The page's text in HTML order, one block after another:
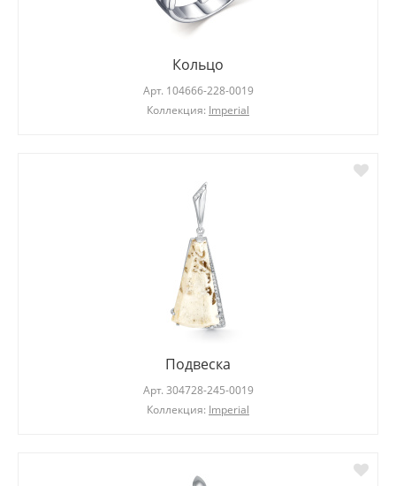
Кольцо
Арт. 104666-228-0019
Коллекция: Imperial
Подвеска
Арт. 304728-245-0019
Коллекция: Imperial